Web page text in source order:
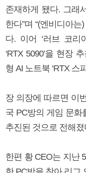
존재하게 됐다. 그래
한다”며 “(엔비디아
다. 이어 ‘러브 코리
‘RTX 5090’을 현장
형 AI 노트북 ‘RTX 스
장 의장에 따르면 이
국 PC방의 게임 문화
추진된 것으로 전해졌
한편 황 CEO는 지난